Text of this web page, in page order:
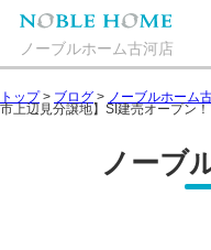
ノーブルホーム古河店
トップ> ブログ > ノーブルホーム
市上辺見分譲地】SI建売オープン！
ノーブ